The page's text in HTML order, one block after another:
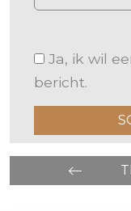
Ja, ik wil
bericht.